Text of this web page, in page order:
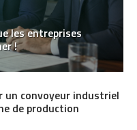
les entreprises
!
un convoyeur industriel
de production